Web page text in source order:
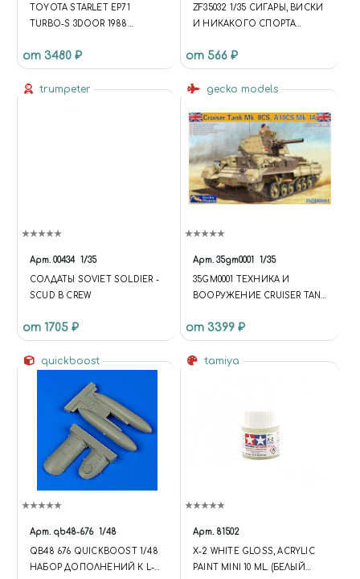
TOYOTA STARLET EP71
TURBO-S 3DOOR 1988
от 3480 ₽
ZF35032 1/35 СИГАРЫ, ВИСКИ
И НИКАКОГО СПОРТА
от 566 ₽
trumpeter
Арт. 00434 1/35
СОЛДАТЫ SOVIET SOLDIER -
SCUD B CREW
от 1705 ₽
gecko models
Арт. 35gm0001 1/35
35GM0001 ТЕХНИКА И
ВООРУЖЕНИЕ CRUISER TANK
от 3399 ₽
quickboost
Арт. qb48-676 1/48
QB48 676 QUICKBOOST 1/48
НАБОР ДОПОЛНЕНИЙ К L-
tamiya
Арт. 81502
X-2 WHITE GLOSS, ACRYLIC
PAINT MINI 10 ML. (БЕЛЫЙ